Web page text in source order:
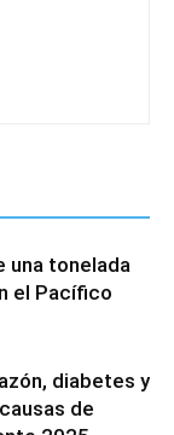
una tonelada
el Pacífico
diabetes y
de